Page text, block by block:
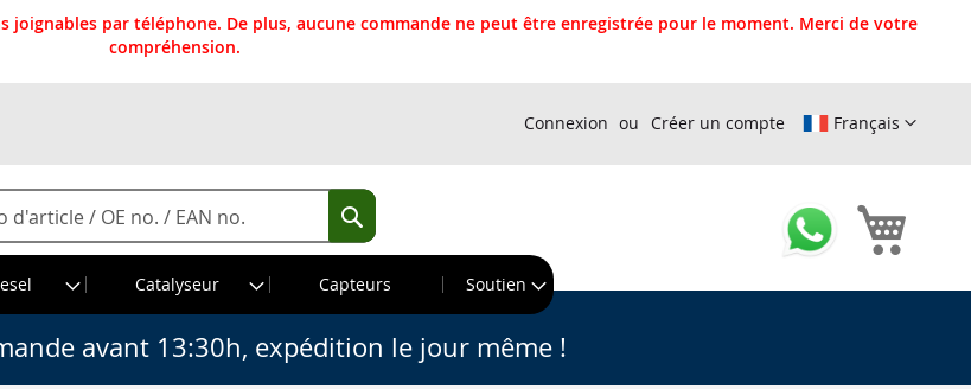
joignables par téléphone. De plus, aucune commande ne peut être enregistrée pour le moment. Merci de votre
compréhension.
Français
Connexion Créer un compte
Rechercher
Catalyseur Capteurs Soutien
avant 13:30h, expédition le jour même !